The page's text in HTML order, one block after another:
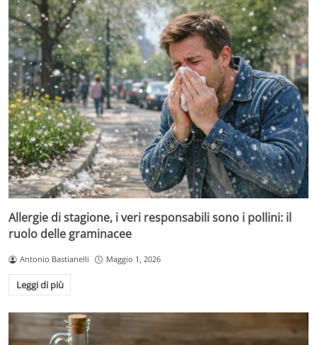
Allergie di stagione, i veri responsabili sono i pollini: il
ruolo delle graminacee
Antonio Bastianelli Maggio 1, 2026
Leggi di più